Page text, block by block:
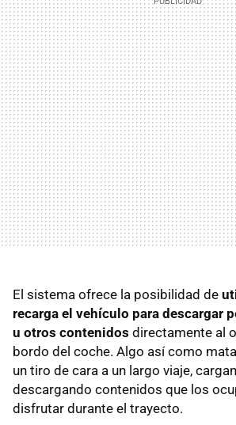
El sistema ofrece la posibilidad de
recarga el vehículo para descargar
u otros contenidos directamente al
bordo del coche. Algo así como
un tiro de cara a un largo viaje,
descargando contenidos que los
disfrutar durante el trayecto.